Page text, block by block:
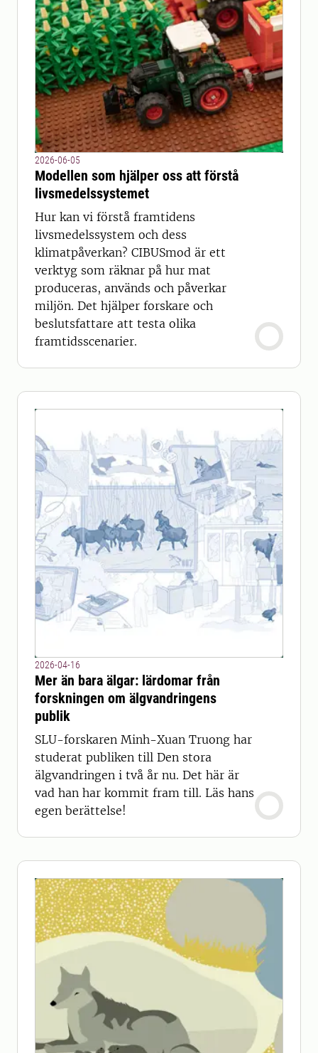
2026-06-05
Modellen som hjälper oss att förstå
livsmedelssystemet
Hur kan vi förstå framtidens
livsmedelssystem och dess
klimatpåverkan? CIBUSmod är ett
verktyg som räknar på hur mat
produceras, används och påverkar
miljön. Det hjälper forskare och
beslutsfattare att testa olika
framtidsscenarier.
2026-04-16
Mer än bara älgar: lärdomar från
forskningen om älgvandringens
publik
SLU-forskaren Minh-Xuan Truong har
studerat publiken till Den stora
älgvandringen i två år nu. Det här är
vad han har kommit fram till. Läs hans
egen berättelse!